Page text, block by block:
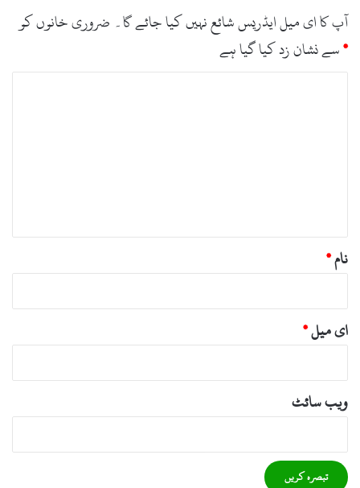
آپ کا ای میل ایڈریس شائع نہیں کیا جائے گا۔ ضروری خانوں کو
*سے نشان زد کیا گیا ہے
نام*
ای میل*
ویب‌ سائٹ